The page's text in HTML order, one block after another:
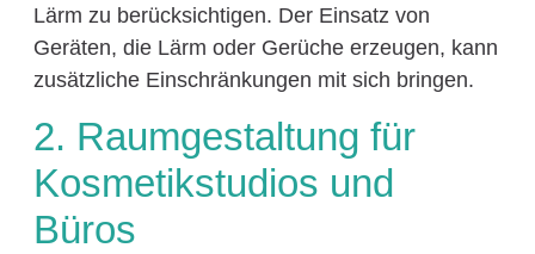
Lärm zu berücksichtigen. Der Einsatz von
Geräten, die Lärm oder Gerüche erzeugen, kann
zusätzliche Einschränkungen mit sich bringen.
2. Raumgestaltung für
Kosmetikstudios und
Büros